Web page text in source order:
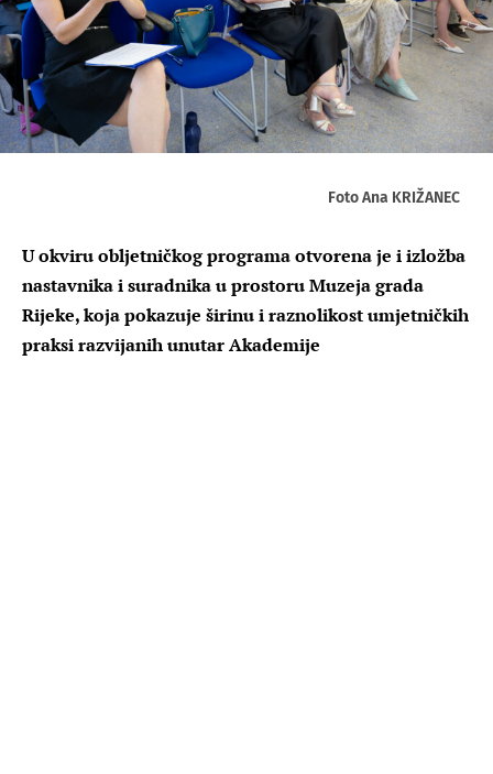
Foto Ana KRIŽANEC
U okviru obljetničkog programa otvorena je i izložba
nastavnika i suradnika u prostoru Muzeja grada
Rijeke, koja pokazuje širinu i raznolikost umjetničkih
praksi razvijanih unutar Akademije